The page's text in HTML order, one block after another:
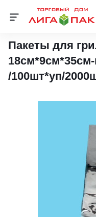
Пакеты для гриля и
Пакеты для
/100шт*уп/